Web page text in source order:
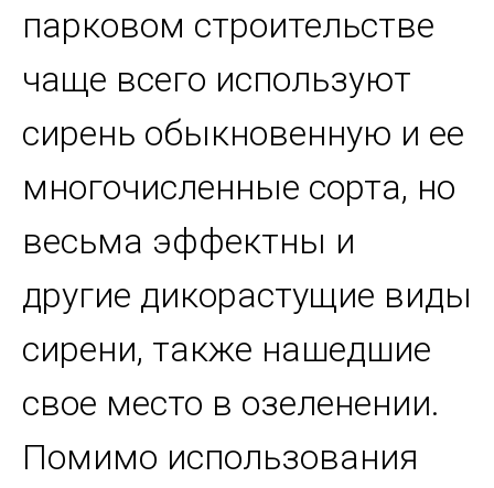
парковом строительстве
чаще всего используют
сирень обыкновенную и ее
многочисленные сорта, но
весьма эффектны и
другие дикорастущие виды
сирени, также нашедшие
свое место в озеленении.
Помимо использования